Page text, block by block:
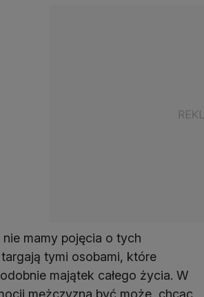
mamy pojęcia o tych
tymi osobami, które
majątek całego życia. W
mężczyzna być może, chcąc